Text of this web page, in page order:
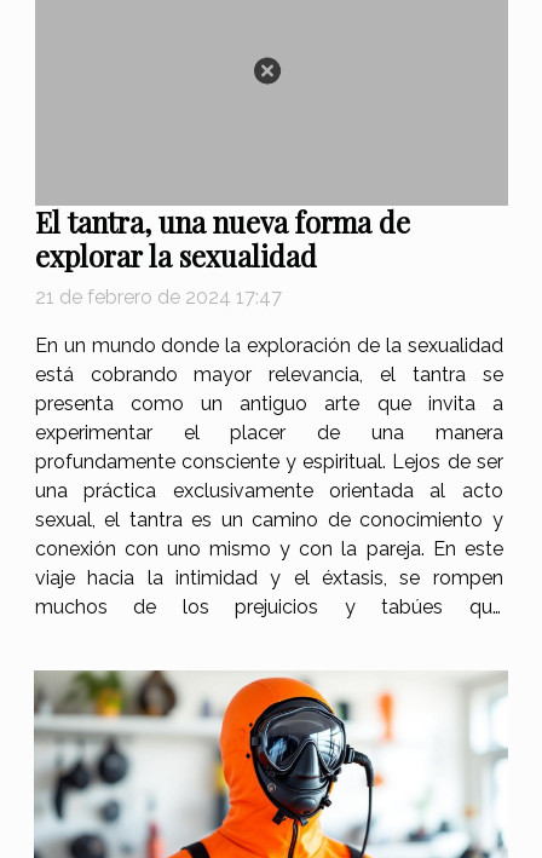
El tantra, una nueva forma de
explorar la sexualidad
21 de febrero de 2024 17:47
En un mundo donde la exploración de la sexualidad
está cobrando mayor relevancia, el tantra se
presenta como un antiguo arte que invita a
experimentar el placer de una manera
profundamente consciente y espiritual. Lejos de ser
una práctica exclusivamente orientada al acto
sexual, el tantra es un camino de conocimiento y
conexión con uno mismo y con la pareja. En este
viaje hacia la intimidad y el éxtasis, se rompen
muchos de los prejuicios y tabúes que
Descubrir el tantra implica abrirse a una nueva
dimensión de sensaciones, sentimientos y...